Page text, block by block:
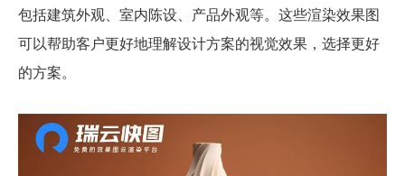
包括建筑外观、室内陈设、产品外观等。这些渲染效果图
可以帮助客户更好地理解设计方案的视觉效果，选择更好
的方案。